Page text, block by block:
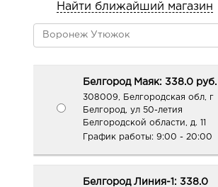
Найти ближайший магазин
Белгород Маяк: 338.0 руб.
308009, Белгородская обл, г
Белгород, ул 50-летия
Белгородской области, д. 11
График работы: 9:00 - 20:00
Белгород Линия-1: 338.0